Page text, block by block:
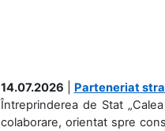
14.07.2026
Parteneriat
Întreprinderea de Stat
colaborare, orientat spre